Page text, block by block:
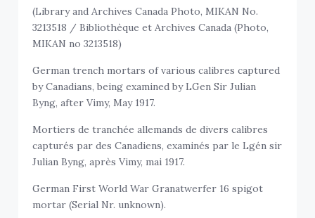
(Library and Archives Canada Photo, MIKAN No.
3213518 / Bibliothèque et Archives Canada (Photo,
MIKAN no 3213518)
German trench mortars of various calibres captured
by Canadians, being examined by LGen Sir Julian
Byng, after Vimy, May 1917.
Mortiers de tranchée allemands de divers calibres
capturés par des Canadiens, examinés par le Lgén sir
Julian Byng, après Vimy, mai 1917.
German First World War Granatwerfer 16 spigot
mortar (Serial Nr. unknown).